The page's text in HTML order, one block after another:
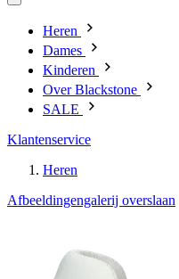
Heren
Dames
Kinderen
Over Blackstone
SALE
Klantenservice
Heren
Afbeeldingengalerij overslaan